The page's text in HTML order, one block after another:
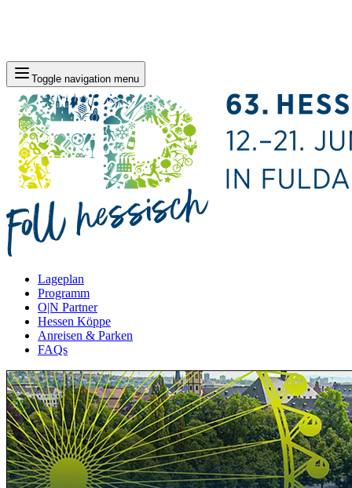
Toggle navigation menu
Lageplan
Programm
O|N Partner
Hessen Köppe
Anreisen & Parken
FAQs